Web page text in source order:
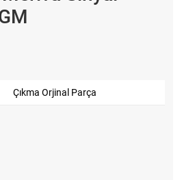
Çıkma Orjinal Parça